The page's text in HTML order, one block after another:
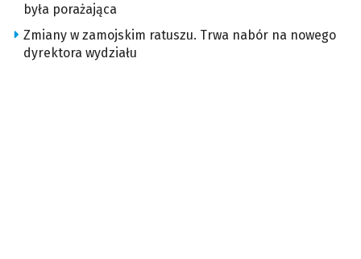
była porażająca
Zmiany w zamojskim ratuszu. Trwa nabór na nowego
dyrektora wydziału